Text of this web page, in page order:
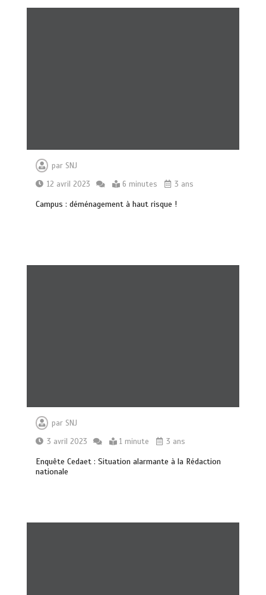
par SNJ
12 avril 2023
6 minutes 3 ans
Campus : déménagement à haut risque !
par SNJ
3 avril 2023
1 minute 3 ans
Enquête Cedaet : Situation alarmante à la Rédaction
nationale